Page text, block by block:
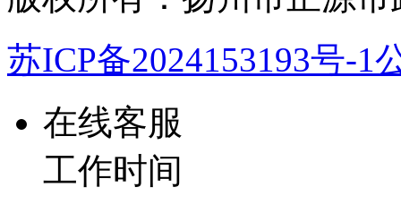
苏ICP备2024153193号-1
在线客服
工作时间